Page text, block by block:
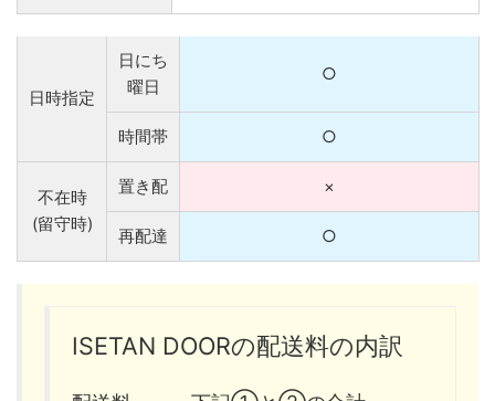
日時指定
日にち
曜日
○
時間帯 ○
不在時
(留守時)
置き配 ×
再配達 ○
ISETAN DOORの配送料の内訳